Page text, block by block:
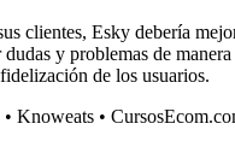
clientes, Esky debería
y problemas de
de los usuarios.
• Knoweats •